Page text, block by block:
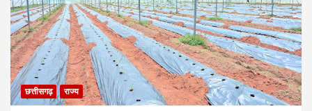
छत्तीसगढ़ राज्य